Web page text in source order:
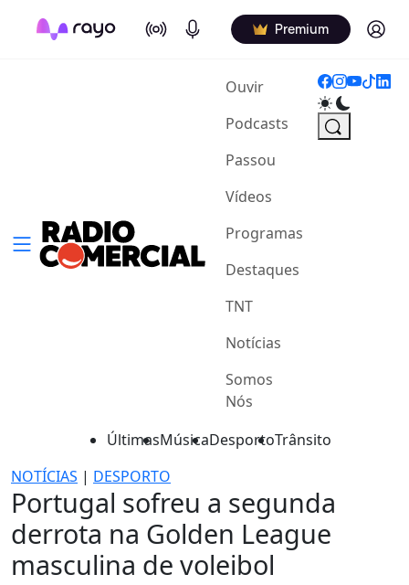
On Air Podcasts Premium Log in
Ouvir(current)
Podcasts
Passou
Vídeos
Programas
Destaques
TNT
Notícias
Somos
Nós
ÚltimasMúsicaDesportoTrânsito
NOTÍCIAS | DESPORTO
Portugal sofreu a segunda
derrota na Golden League
masculina de voleibol